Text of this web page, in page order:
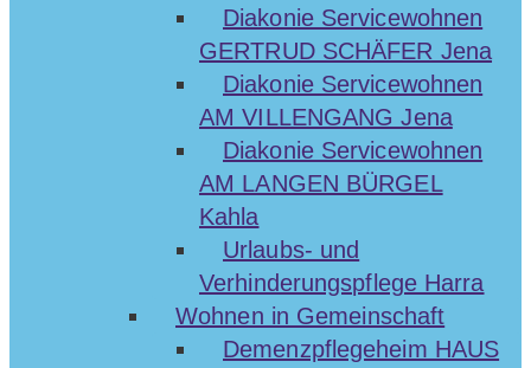
Diakonie Servicewohnen
GERTRUD SCHÄFER Jena
Diakonie Servicewohnen
AM VILLENGANG Jena
Diakonie Servicewohnen
AM LANGEN BÜRGEL
Kahla
Urlaubs- und
Verhinderungspflege Harra
Wohnen in Gemeinschaft
Demenzpflegeheim HAUS